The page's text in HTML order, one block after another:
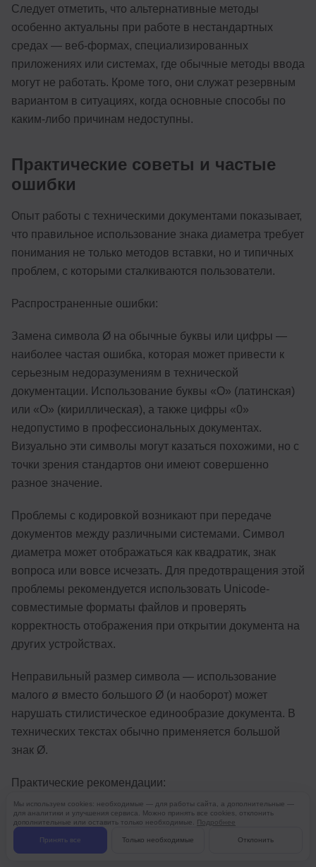
Следует отметить, что альтернативные методы
особенно актуальны при работе в нестандартных
средах — веб-формах, специализированных
приложениях или системах, где обычные методы ввода
могут не работать. Кроме того, они служат резервным
вариантом в ситуациях, когда основные способы по
каким-либо причинам недоступны.
Практические советы и частые
ошибки
Опыт работы с техническими документами показывает,
что правильное использование знака диаметра требует
понимания не только методов вставки, но и типичных
проблем, с которыми сталкиваются пользователи.
Распространенные ошибки:
Замена символа Ø на обычные буквы или цифры —
наиболее частая ошибка, которая может привести к
серьезным недоразумениям в технической
документации. Использование буквы «O» (латинская)
или «О» (кириллическая), а также цифры «0»
недопустимо в профессиональных документах.
Визуально эти символы могут казаться похожими, но с
точки зрения стандартов они имеют совершенно
разное значение.
Проблемы с кодировкой возникают при передаче
документов между различными системами. Символ
диаметра может отображаться как квадратик, знак
вопроса или вовсе исчезать. Для предотвращения этой
проблемы рекомендуется использовать Unicode-
совместимые форматы файлов и проверять
корректность отображения при открытии документа на
других устройствах.
Неправильный размер символа — использование
малого ø вместо большого Ø (и наоборот) может
нарушать стилистическое единообразие документа. В
технических текстах обычно применяется большой
знак Ø.
Практические рекомендации:
Создание шаблонов документов — один из наиболее
эффективных способов стандартизации работы.
Подготовьте базовый документ с уже вставленными
Мы используем cookies: необходимые — для работы сайта, а дополнительные —
для аналитики и улучшения сервиса. Можно принять все cookies, отклонить
дополнительные или оставить только необходимые. Подробнее
Принять все Только необходимые Отклонить